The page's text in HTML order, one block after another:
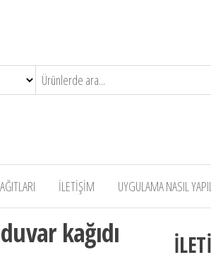
İLETİŞİM UYGULAMA NASIL
kağıdı